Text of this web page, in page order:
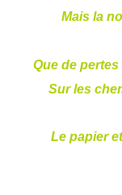
Mais la
Que de
Sur les
Le papier